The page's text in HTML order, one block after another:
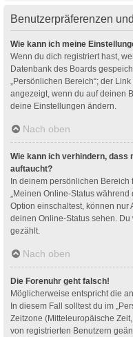
Benutzerpräferenzen
Wie kann ich meine
Wenn du dich registriert hast,
Datenbank des Boards
„Persönlichen Bereich“; der
angezeigt, wenn du auf deinen
deine Einstellungen ändern.
Nach oben
Wie kann ich verhindern, dass
auftaucht?
In deinem persönlichen
„Meinen Online-Status
Option einschaltest, können nur
deinen Online-Status sehen.
gezählt.
Nach oben
Die Forenuhr geht falsch!
Möglicherweise entspricht die
In diesem Fall solltest du im
Zeitzone (Mitteleuropäische
von registrierten Benutzern